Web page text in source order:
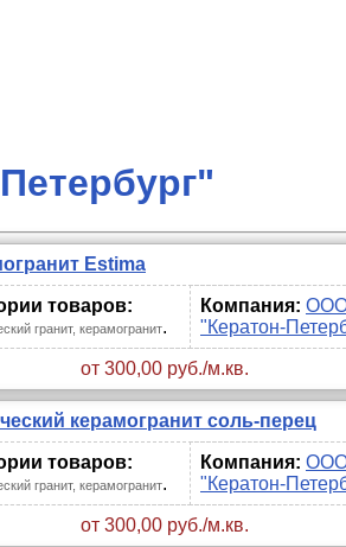
Estima
товаров:
гранит, керамогранит.
Компания:
"Кератон-
от 300,00 руб./м.кв.
керамогранит соль-перец
товаров:
гранит, керамогранит.
Компания:
"Кератон-
от 300,00 руб./м.кв.